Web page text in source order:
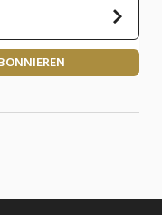
Arbeit mit
den Gemeinden
Unsere Arbeit